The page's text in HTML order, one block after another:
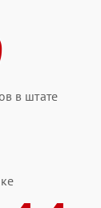
в штате